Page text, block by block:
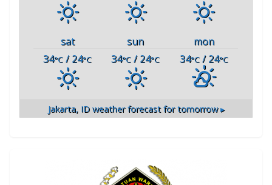
sat sun
mon
34°C / 24°C 34°C / 24°C 34°C/ 24°C
Jakarta, IDweather forecast for tomorrow ▸